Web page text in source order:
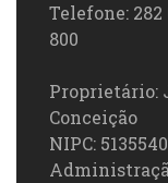
Telefone:
800
Proprietário:
Conceição
NIPC: